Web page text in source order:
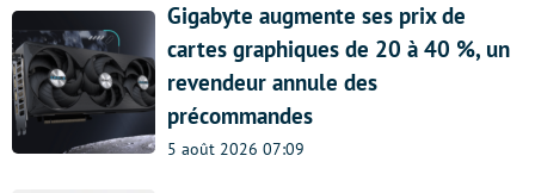
Gigabyte augmente ses prix de
cartes graphiques de 20 à 40 %, un
revendeur annule des
précommandes
5 août 2026 07:09